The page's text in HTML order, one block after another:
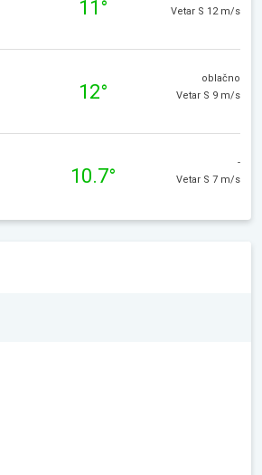
11° Vetar S 12 m/s
12°
oblačno
Vetar S 9 m/s
10.7°
-
Vetar S 7 m/s